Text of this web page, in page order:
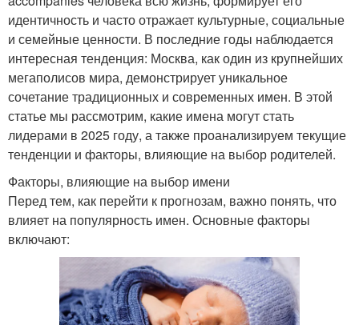
идентичность и часто отражает культурные, социальные
и семейные ценности. В последние годы наблюдается
интересная тенденция: Москва, как один из крупнейших
мегаполисов мира, демонстрирует уникальное
сочетание традиционных и современных имен. В этой
статье мы рассмотрим, какие имена могут стать
лидерами в 2025 году, а также проанализируем текущие
тенденции и факторы, влияющие на выбор родителей.
Факторы, влияющие на выбор имени
Перед тем, как перейти к прогнозам, важно понять, что
влияет на популярность имен. Основные факторы
включают: